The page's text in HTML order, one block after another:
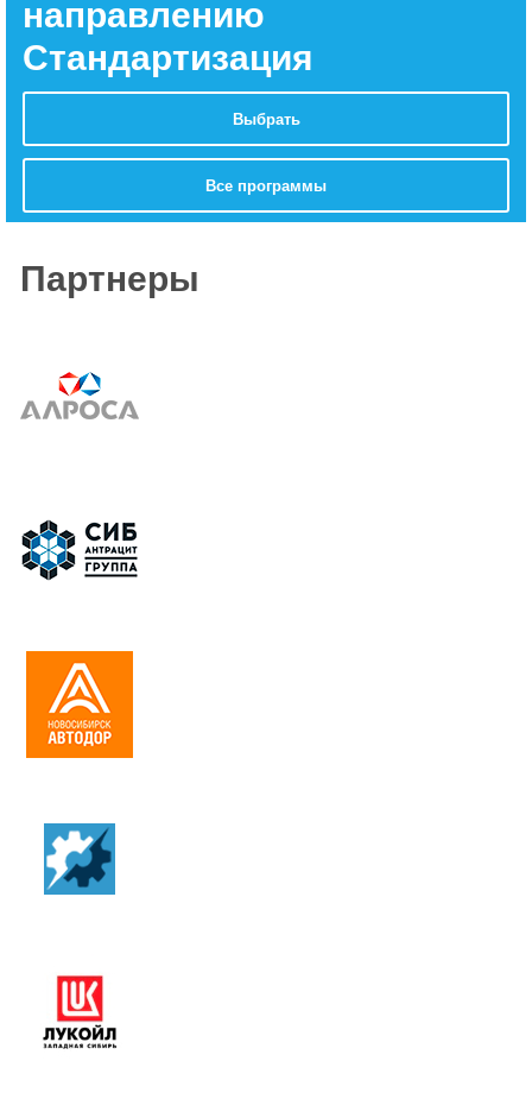
направлению
Стандартизация
Выбрать
Все программы
Партнеры